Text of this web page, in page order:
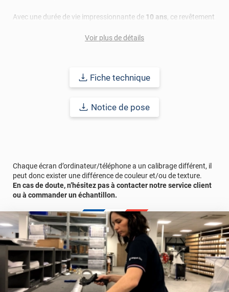
Avec une durée de vie impressionnante de 10 ans, ce revêtement
et à l’usure. Il ne jaunit pas, ne craquèle pas et reste intact face
Gardez votre revêtement toujours impeccable grâce à un
entretien facile. Nettoyez-le avec un savon doux ou un détergent
l’eau chaude. Évitez les produits trop acides ou basiques pour
prolonger sa durée de vie.
intérieur.
Référence produit :RRMB2830.
Voir plus de détails
Fiche technique
Notice de pose
Chaque écran d’ordinateur/téléphone a un calibrage différent, il
peut donc exister une différence de couleur et/ou de texture.
En cas de doute, n’hésitez pas à contacter notre service client
ou à commander un échantillon.